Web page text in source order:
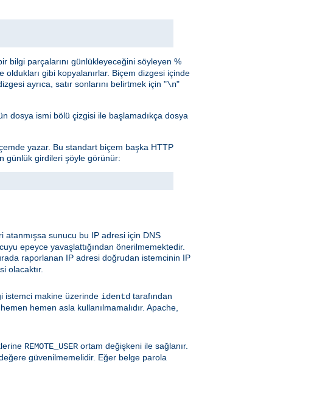
bilgi parçalarını günlükleyeceğini söyleyen %
gibi kopyalanırlar. Biçem dizgesi içinde
ayrıca, satır sonlarını belirtmek için "\n"
dosya ismi bölü çizgisi ile başlamadıkça dosya
yazar. Bu standart biçem başka HTTP
günlük girdileri şöyle görünür:
atanmışsa sunucu bu IP adresi için DNS
epeyce yavaşlattığından önerilmemektedir.
raporlanan IP adresi doğrudan istemcinin IP
olacaktır.
istemci makine üzerinde identd tarafından
hemen asla kullanılmamalıdır. Apache,
REMOTE_USER ortam değişkeni ile sağlanır.
güvenilmemelidir. Eğer belge parola